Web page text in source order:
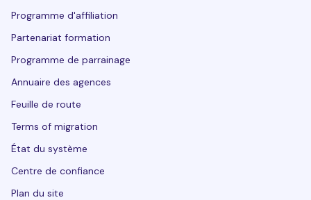
Programme d'affiliation
Partenariat formation
Programme de parrainage
Annuaire des agences
Feuille de route
Terms of migration
État du système
Centre de confiance
Plan du site